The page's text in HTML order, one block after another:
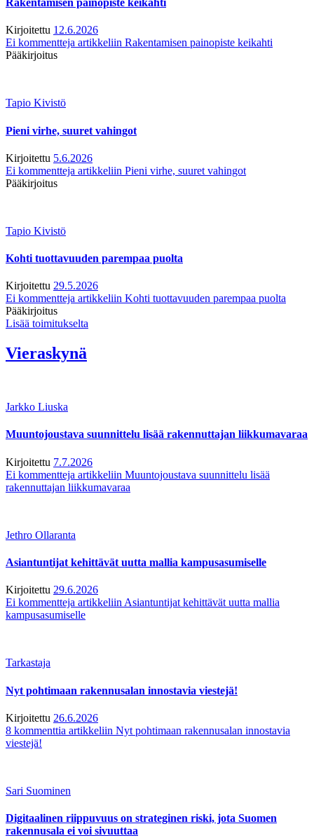
Rakentamisen painopiste keikahti
Kirjoitettu 12.6.2026
Ei kommentteja artikkeliin Rakentamisen painopiste keikahti
Pääkirjoitus
Tapio Kivistö
Pieni virhe, suuret vahingot
Kirjoitettu 5.6.2026
Ei kommentteja artikkeliin Pieni virhe, suuret vahingot
Pääkirjoitus
Tapio Kivistö
Kohti tuottavuuden parempaa puolta
Kirjoitettu 29.5.2026
Ei kommentteja artikkeliin Kohti tuottavuuden parempaa puolta
Pääkirjoitus
Lisää toimitukselta
Vieraskynä
Jarkko Liuska
Muuntojoustava suunnittelu lisää rakennuttajan liikkumavaraa
Kirjoitettu 7.7.2026
Ei kommentteja artikkeliin Muuntojoustava suunnittelu lisää
rakennuttajan liikkumavaraa
Jethro Ollaranta
Asiantuntijat kehittävät uutta mallia kampusasumiselle
Kirjoitettu 29.6.2026
Ei kommentteja artikkeliin Asiantuntijat kehittävät uutta mallia
kampusasumiselle
Tarkastaja
Nyt pohtimaan rakennusalan innostavia viestejä!
Kirjoitettu 26.6.2026
8 kommenttia artikkeliin Nyt pohtimaan rakennusalan innostavia
viestejä!
Sari Suominen
Digitaalinen riippuvuus on strateginen riski, jota Suomen
rakennusala ei voi sivuuttaa